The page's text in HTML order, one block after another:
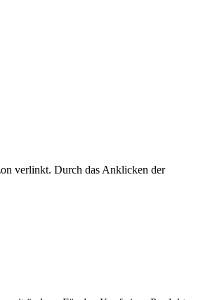
verlinkt. Durch das Anklicken der